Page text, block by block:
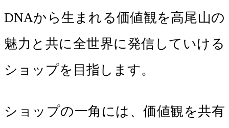
DNAから生まれる価値観を高尾山の
魅力と共に全世界に発信していける
ショップを目指します。
ショップの一角には、価値観を共有